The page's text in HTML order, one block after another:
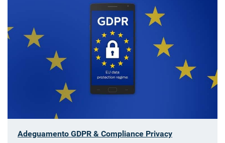
Adeguamento GDPR & Compliance Privacy